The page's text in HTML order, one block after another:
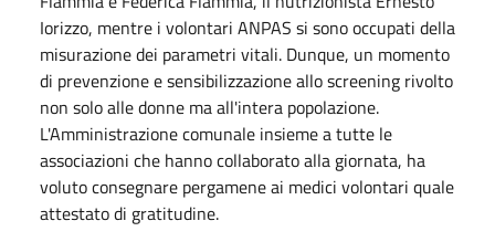
Iorizzo, mentre i volontari ANPAS si sono occupati della
misurazione dei parametri vitali. Dunque, un momento
di prevenzione e sensibilizzazione allo screening rivolto
non solo alle donne ma all'intera popolazione.
L'Amministrazione comunale insieme a tutte le
associazioni che hanno collaborato alla giornata, ha
voluto consegnare pergamene ai medici volontari quale
attestato di gratitudine.